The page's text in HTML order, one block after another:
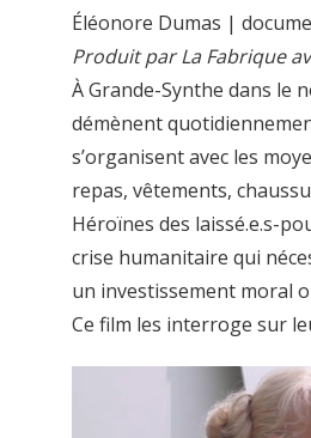
Éléonore Dumas |
Produit par La Fabrique
À Grande-Synthe dans le
démènent
s’organisent avec les
repas, vêtements,
Héroïnes des laissé.e.s-
crise humanitaire qui
un investissement moral
Ce film les interroge sur